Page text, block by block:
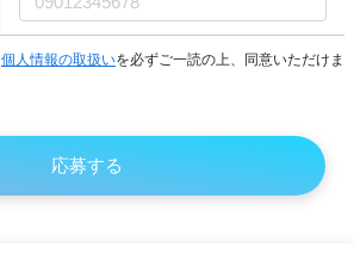
個人情報の取扱いを必ずご一読の上、同意いただけま